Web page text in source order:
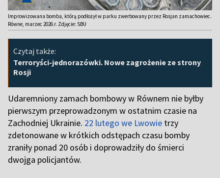
Improwizowana bomba, którą podłożył w parku zwerbowany przez Rosjan zamachowiec.
Równe, marzec 2026 r. Zdjęcie: SBU
Czytaj także:
Terroryści-jednorazówki. Nowe zagrożenie ze strony
Rosji
Udaremniony zamach bombowy w Równem nie byłby
pierwszym przeprowadzonym w ostatnim czasie na
Zachodniej Ukrainie. 22 lutego we Lwowie trzy
zdetonowane w krótkich odstępach czasu bomby
zraniły ponad 20 osób i doprowadziły do śmierci
dwojga policjantów.